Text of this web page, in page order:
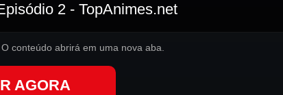
2 - TopAnimes.net
conteúdo abrirá em uma nova aba.
AGORA